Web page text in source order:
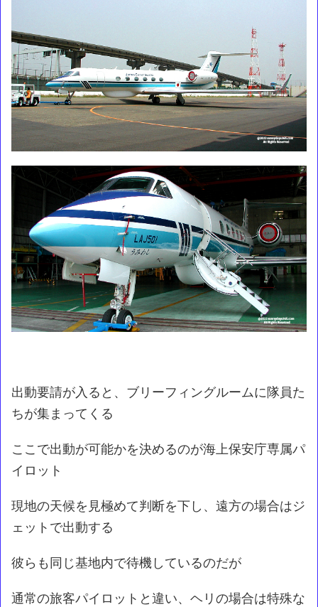
出動要請が入ると、ブリーフィングルームに隊員た
ちが集まってくる
ここで出動が可能かを決めるのが海上保安庁専属パ
イロット
現地の天候を見極めて判断を下し、遠方の場合はジ
ェットで出動する
彼らも同じ基地内で待機しているのだが
通常の旅客パイロットと違い、ヘリの場合は特殊な